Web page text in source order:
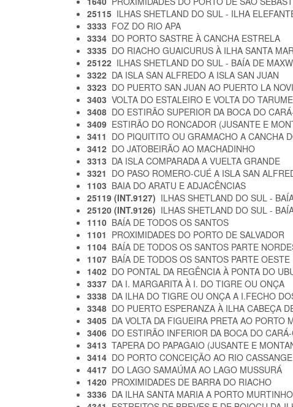
25115 ILHAS SHETLAND DO SUL - ILHA
3333 FOZ DO RIO APA
3334 DO PORTO SASTRE À CANCHA ESTRELA
3335 DO RIACHO GUAICURUS À ILHA SANTA
25122 ILHAS SHETLAND DO SUL - BAÍA DE
3322 DA ISLA SAN ALFREDO A ISLA SAN JUAN
3323 DO PUERTO SAN JUAN AO PUERTO LA
3403 VOLTA DO ESTALEIRO E VOLTA DO
3408 DO ESTIRÃO SUPERIOR DA BOCA DO
3409 ESTIRÃO DO RONCADOR (JUSANTE E
3411 DO PIQUITITO OU GRAMACHO A CANCHA
3412 DO JATOBEIRÃO AO MACHADINHO
3313 DA ISLA COMPARADA A VUELTA GRANDE
3321 DO PASO ROMERO-CUÉ A ISLA SAN
1103 BAIA DO ARATU E ADJACÊNCIAS
25119 (INT.9127) ILHAS SHETLAND DO SUL -
25120 (INT.9126) ILHAS SHETLAND DO SUL -
1110 BAÍA DE TODOS OS SANTOS
1101 PROXIMIDADES DO PORTO DE SALVADOR
1104 BAÍA DE TODOS OS SANTOS PARTE
1107 BAÍA DE TODOS OS SANTOS PARTE OESTE
1402 DO PONTAL DA REGÊNCIA À PONTA DO
3337 DA I. MARGARITA À I. DO TIGRE OU ONÇA
3338 DA ILHA DO TIGRE OU ONÇA A I.FECHO
3348 DO PUERTO ESPERANZA À ILHA CABEÇA
3405 DA VOLTA DA FIGUEIRA PRETA AO PORTO
3406 DO ESTIRÃO INFERIOR DA BOCA DO
3413 TAPERA DO PAPAGAIO (JUSANTE E
3414 DO PORTO CONCEIÇÃO AO RIO CASSANGE
4417 DO LAGO SAMAÚMA AO LAGO MUSSURÁ
1420 PROXIMIDADES DE BARRA DO RIACHO
3336 DA ILHA SANTA MARIA A PORTO MURTINHO